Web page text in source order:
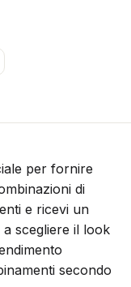
per fornire
di
e ricevi un
scegliere il look
secondo